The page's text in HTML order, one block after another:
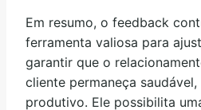
Em resumo, o feedback
ferramenta valiosa para
garantir que o
cliente permaneça
produtivo. Ele possibilita